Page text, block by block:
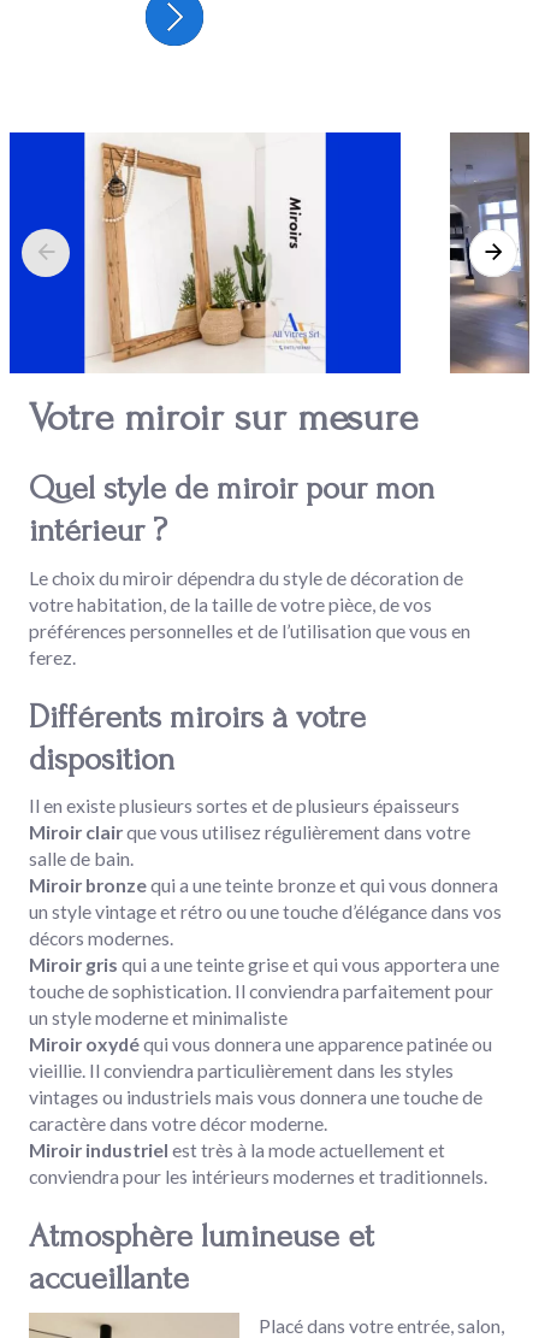
Votre miroir sur mesure
Quel style de miroir pour mon
intérieur ?
Le choix du miroir dépendra du style de décoration de
votre habitation, de la taille de votre pièce, de vos
préférences personnelles et de l’utilisation que vous en
ferez.
Différents miroirs à votre
disposition
Il en existe plusieurs sortes et de plusieurs épaisseurs
Miroir clairque vous utilisez régulièrement dans votre
salle de bain.
Miroir bronzequi a une teinte bronze et qui vous donnera
un style vintage et rétro ou une touche d’élégance dans vos
décors modernes.
Miroir gris qui a une teinte grise et qui vous apportera une
touche de sophistication. Il conviendra parfaitement pour
un style moderne et minimaliste
Miroir oxydéqui vous donnera une apparence patinée ou
vieillie. Il conviendra particulièrement dans les styles
vintages ou industriels mais vous donnera une touche de
caractère dans votre décor moderne.
Miroir industriel est très à la mode actuellement et
conviendra pour les intérieurs modernes et traditionnels.
Atmosphère lumineuse et
accueillante
Placé dans votre entrée, salon,